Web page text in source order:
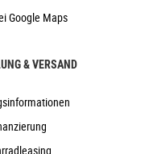
Google Maps
& VERSAND